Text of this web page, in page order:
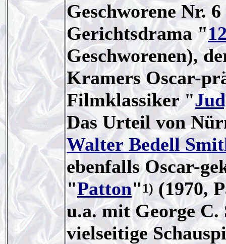
Geschworene Nr.
Gerichtsdrama "
Geschworenen),
Kramers Oscar-
Filmklassiker "
Das Urteil von
Walter Bedell
ebenfalls Oscar-
"Patton" 1) (1970,
u.a. mit George
vielseitige